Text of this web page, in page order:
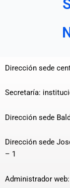
Dirección sede
Secretaría:
Dirección sede
Dirección sede
– 1
Administrador web: